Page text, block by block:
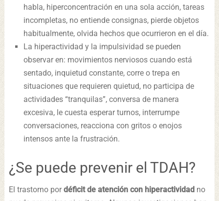
habla, hiperconcentración en una sola acción, tareas
incompletas, no entiende consignas, pierde objetos
habitualmente, olvida hechos que ocurrieron en el día.
La hiperactividad y la impulsividad se pueden
observar en: movimientos nerviosos cuando está
sentado, inquietud constante, corre o trepa en
situaciones que requieren quietud, no participa de
actividades “tranquilas”, conversa de manera
excesiva, le cuesta esperar turnos, interrumpe
conversaciones, reacciona con gritos o enojos
intensos ante la frustración.
¿Se puede prevenir el TDAH?
El trastorno pordéficit de atención con hiperactividadno